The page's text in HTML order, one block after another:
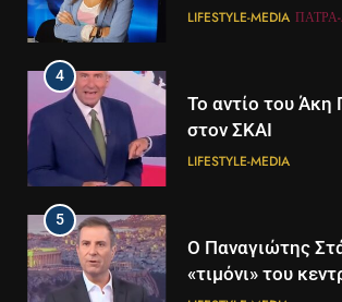
του ΣΚΑΪ στην
LIFESTYLE-MEDIA
4
Το αντίο του
στον ΣΚΑΙ
LIFESTYLE-MEDIA
5
Ο Παναγιώτης
«τιμόνι» του
5
Διάστημα:
πρώτη φορά